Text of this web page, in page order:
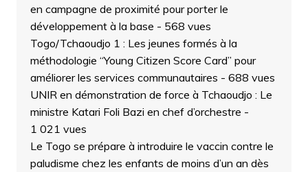
en campagne de proximité pour porter le
développement à la base - 568 vues
Togo/Tchaoudjo 1 : Les jeunes formés à la
méthodologie “Young Citizen Score Card” pour
améliorer les services communautaires - 688 vues
UNIR en démonstration de force à Tchaoudjo : Le
ministre Katari Foli Bazi en chef d’orchestre -
1 021 vues
Le Togo se prépare à introduire le vaccin contre le
paludisme chez les enfants de moins d’un an dès